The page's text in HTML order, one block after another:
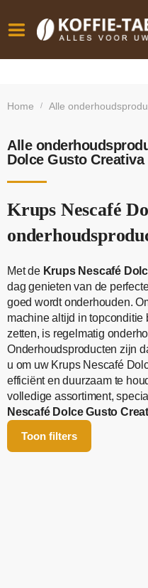
Home / Alle
Alle
Dolce Gusto Creativa
Krups Nescafé
Met de Krups Nescafé
dag genieten van de
goed wordt onderhouden.
machine altijd in topconditie
zetten, is regelmatig
Onderhoudsproducten zijn
u om uw Krups Nescafé
efficiënt en duurzaam te
volledige assortiment,
Nescafé Dolce Gusto
Toon filters